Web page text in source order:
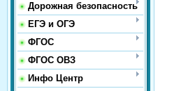
Дорожная безопасность
ЕГЭ и ОГЭ
ФГОС
ФГОС ОВЗ
Инфо Центр